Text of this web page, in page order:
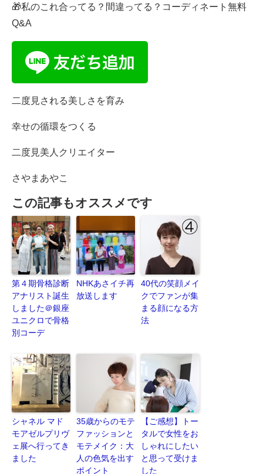
🎁私のこれ合ってる？間違ってる？コーディネート無料
Q&A
二度見される美しさを育み
幸せの循環をつくる
二度見美人クリエイター
さやまあやこ
この記事もオススメです
第４期骨格診断
アナリスト誕生
しました＠銀座
ユニクロで骨格
別コーデ
NHKあさイチ再
放送します
40代の笑顔メイ
クでファンが集
まる顔になる方
法
シャネル マド
モアゼルプリヴ
ェ展へ行ってき
ました
35歳からのモテ
ファッションと
モテメイク：大
人の色気を出す
ポイント
【ご感想】トー
タルで女性をお
しゃれにしたい
と思って受けま
した